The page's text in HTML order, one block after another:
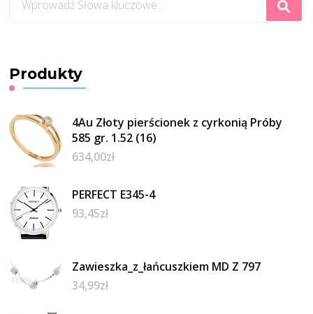
czegoś?
Produkty
4Au Złoty pierścionek z cyrkonią Próby
585 gr. 1.52 (16)
634,00zł
PERFECT E345-4
93,45zł
Zawieszka_z_łańcuszkiem MD Z 797
34,99zł